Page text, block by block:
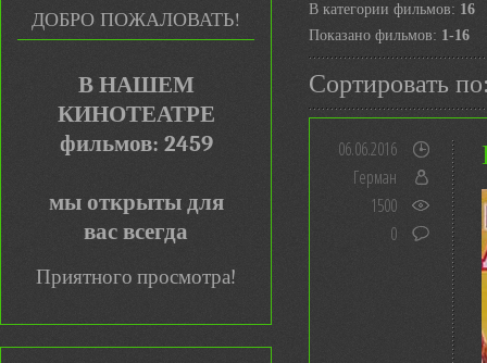
ДОБРО ПОЖАЛОВАТЬ!
В НАШЕМ
КИНОТЕАТРЕ
фильмов: 2459
мы открыты для
вас всегда
Приятного просмотра!
В категории фильмов: 16
Показано фильмов: 1-16
Сортировать по
06.06.2016
Герман
1500
0